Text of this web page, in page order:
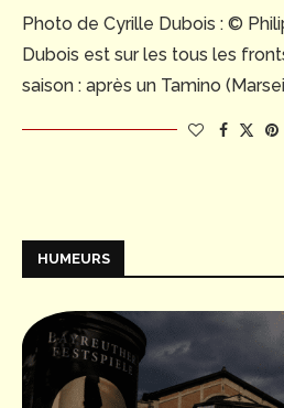
Photo de Cyrille Dubois : ©
Dubois est sur les tous les
saison : après un Tamino
HUMEURS